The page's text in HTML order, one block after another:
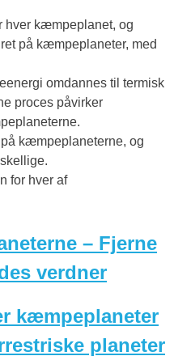
hver kæmpeplanet, og
på kæmpeplaneter, med
omdannes til termisk
proces påvirker
kæmpeplaneterne, og
for hver af
– Fjerne
verdner
kæmpeplaneter
planeter